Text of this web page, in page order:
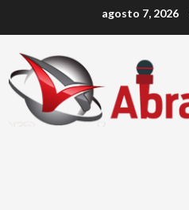
agosto 7, 2026